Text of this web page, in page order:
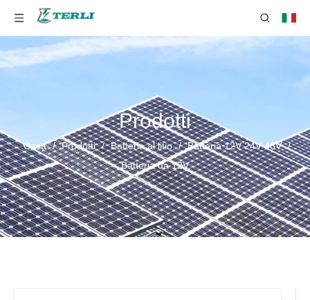
Prodotti
Casa / Prodotti / Batteria al litio / Batteria 12V 24V 48V /
Batteria da 12V